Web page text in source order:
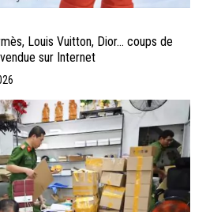
Louis Vuitton, Dior… coups de
sur Internet